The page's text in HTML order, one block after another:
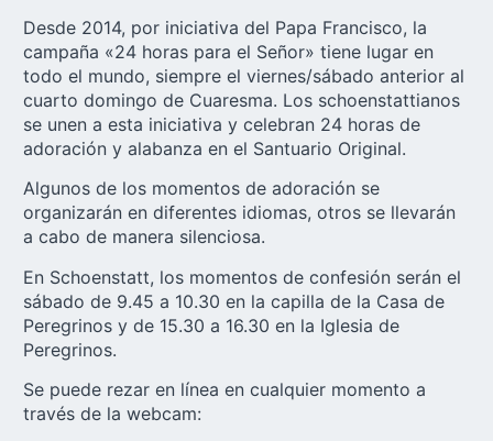
Desde 2014, por iniciativa del Papa Francisco, la
campaña «24 horas para el Señor» tiene lugar en
todo el mundo, siempre el viernes/sábado anterior al
cuarto domingo de Cuaresma. Los schoenstattianos
se unen a esta iniciativa y celebran 24 horas de
adoración y alabanza en el Santuario Original.
Algunos de los momentos de adoración se
organizarán en diferentes idiomas, otros se llevarán
a cabo de manera silenciosa.
En Schoenstatt, los momentos de confesión serán el
sábado de 9.45 a 10.30 en la capilla de la Casa de
Peregrinos y de 15.30 a 16.30 en la Iglesia de
Peregrinos.
Se puede rezar en línea en cualquier momento a
través de la webcam: